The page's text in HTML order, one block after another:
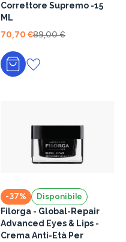
Correttore Supremo -15
ML
70,70 €89,00 €
Aggiungi al carrello
-37% Disponibile
Filorga - Global-Repair
Advanced Eyes & Lips -
Crema Anti-Età Per